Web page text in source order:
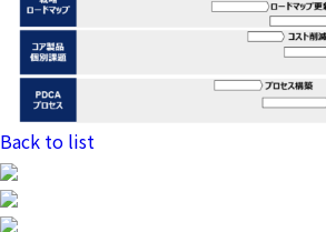
Back to list